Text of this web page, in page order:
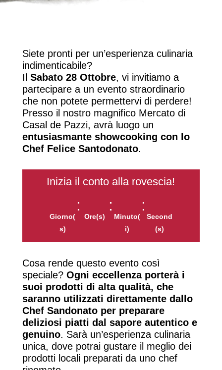
Siete pronti per un’esperienza culinaria
indimenticabile?
Il Sabato 28 Ottobre, vi invitiamo a
partecipare a un evento straordinario
che non potete permettervi di perdere!
Presso il nostro magnifico Mercato di
Casal de Pazzi, avrà luogo un
entusiasmante showcooking con lo
Chef Felice Santodonato.
Inizia il conto alla rovescia!
Giorno(
s)
:
Ore(s)
:
Minuto(
i)
:
Second
(s)
Cosa rende questo evento così
speciale? Ogni eccellenza porterà i
suoi prodotti di alta qualità, che
saranno utilizzati direttamente dallo
Chef Sandonato per preparare
deliziosi piatti dal sapore autentico e
genuino. Sarà un’esperienza culinaria
unica, dove potrai gustare il meglio dei
prodotti locali preparati da uno chef